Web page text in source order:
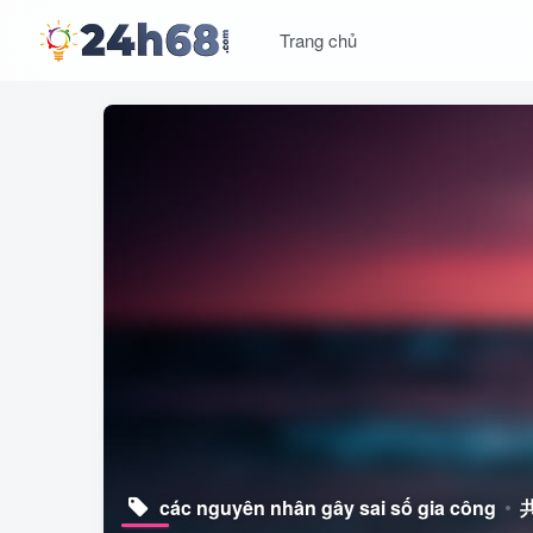
Trang chủ
các nguyên nhân gây sai số gia công